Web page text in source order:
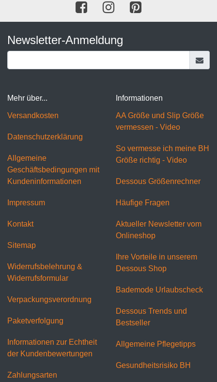
Newsletter-Anmeldung
Mehr über...
Versandkosten
Datenschutzerklärung
Allgemeine
Geschäftsbedingungen mit
Kundeninformationen
Impressum
Kontakt
Sitemap
Widerrufsbelehrung &
Widerrufsformular
Verpackungsverordnung
Paketverfolgung
Informationen zur Echtheit
der Kundenbewertungen
Zahlungsarten
Informationen
AA Größe und Slip Größe
vermessen - Video
So vermesse ich meine BH
Größe richtig - Video
Dessous Größenrechner
Häufige Fragen
Aktueller Newsletter vom
Onlineshop
Ihre Vorteile in unserem
Dessous Shop
Bademode Urlaubscheck
Dessous Trends und
Bestseller
Allgemeine Pflegetipps
Gesundheitsrisiko BH